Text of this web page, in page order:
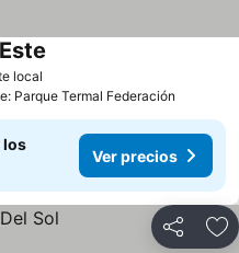
local
Parque Termal Federación
los
Ver precios
Compartir